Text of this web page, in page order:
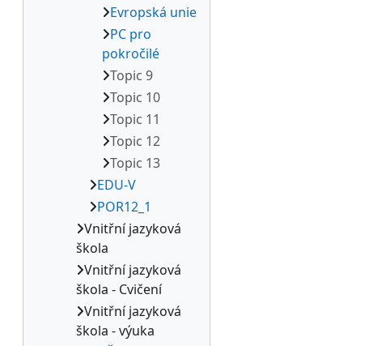
Evropská unie
PC pro
pokročilé
Topic 9
Topic 10
Topic 11
Topic 12
Topic 13
EDU-V
POR12_1
Vnitřní jazyková
škola
Vnitřní jazyková
škola - Cvičení
Vnitřní jazyková
škola - výuka